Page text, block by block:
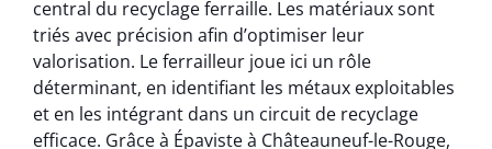
central du recyclage ferraille. Les matériaux sont
triés avec précision afin d’optimiser leur
valorisation. Le ferrailleur joue ici un rôle
déterminant, en identifiant les métaux exploitables
et en les intégrant dans un circuit de recyclage
efficace. Grâce à Épaviste à Châteauneuf-le-Rouge,